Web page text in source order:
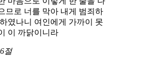
므로 너를 막아 내게 범죄하
였나니 여인에게 가까이 못
이 까닭이니라
절